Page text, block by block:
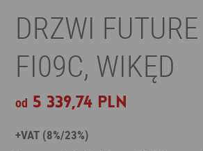
DRZWI
FI09C, WIKĘD
od 5 339,74 PLN
+VAT (8%/23%)